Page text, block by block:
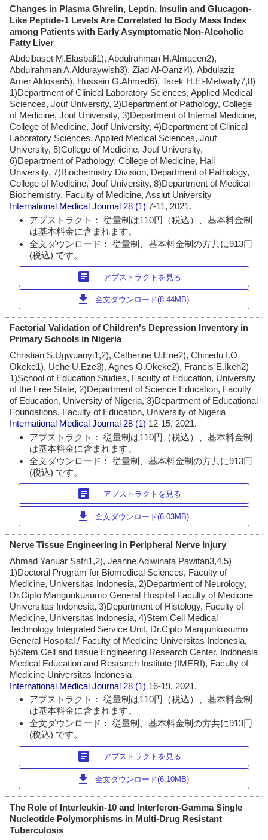
Changes in Plasma Ghrelin, Leptin, Insulin and Glucagon-
Like Peptide-1 Levels Are Correlated to Body Mass Index
among Patients with Early Asymptomatic Non-Alcoholic
Fatty Liver
Abdelbaset M.Elasbali1), Abdulrahman H.Almaeen2),
Abdulrahman A.Alduraywish3), Ziad Al-Oanzi4), Abdulaziz
Amer Aldosari5), Hussain G.Ahmed6), Tarek H.El-Metwally7,8)
1)Department of Clinical Laboratory Sciences, Applied Medical
Sciences, Jouf University, 2)Department of Pathology, College
of Medicine, Jouf University, 3)Department of Internal Medicine,
College of Medicine, Jouf University, 4)Department of Clinical
Laboratory Sciences, Applied Medical Sciences, Jouf
University, 5)College of Medicine, Jouf University,
6)Department of Pathology, College of Medicine, Hail
University, 7)Biochemistry Division, Department of Pathology,
College of Medicine, Jouf University, 8)Department of Medical
Biochemistry, Faculty of Medicine, Assiut University
International Medical Journal 28 (1)7-11, 2021.
アブストラクト： 従量制は110円（税込）、基本料金制
は基本料金に含まれます。
全文ダウンロード： 従量制、基本料金制の方共に913円
(税込) です。
article アブストラクトを見る
download 全文ダウンロード(8.44MB)
Factorial Validation of Children's Depression Inventory in
Primary Schools in Nigeria
Christian S.Ugwuanyi1,2), Catherine U.Ene2), Chinedu I.O
Okeke1), Uche U.Eze3), Agnes O.Okeke2), Francis E.Ikeh2)
1)School of Education Studies, Faculty of Education, University
of the Free State, 2)Department of Science Education, Faculty
of Education, University of Nigeria, 3)Department of Educational
Foundations, Faculty of Education, University of Nigeria
International Medical Journal 28 (1) 12-15, 2021.
アブストラクト： 従量制は110円（税込）、基本料金制
は基本料金に含まれます。
全文ダウンロード： 従量制、基本料金制の方共に913円
(税込) です。
article アブストラクトを見る
download 全文ダウンロード(6.03MB)
Nerve Tissue Engineering in Peripheral Nerve Injury
Ahmad Yanuar Safri1,2), Jeanne Adiwinata Pawitan3,4,5)
1)Doctoral Program for Biomedical Sciences, Faculty of
Medicine, Universitas Indonesia, 2)Department of Neurology,
Dr.Cipto Mangunkusumo General Hospital Faculty of Medicine
Universitas Indonesia, 3)Department of Histology, Faculty of
Medicine, Universitas Indonesia, 4)Stem Cell Medical
Technology Integrated Service Unit, Dr.Cipto Mangunkusumo
General Hospital / Faculty of Medicine Universitas Indonesia,
5)Stem Cell and tissue Engineering Research Center, Indonesia
Medical Education and Research Institute (IMERI), Faculty of
Medicine Universitas Indonesia
International Medical Journal 28 (1) 16-19, 2021.
アブストラクト： 従量制は110円（税込）、基本料金制
は基本料金に含まれます。
全文ダウンロード： 従量制、基本料金制の方共に913円
(税込) です。
article アブストラクトを見る
download 全文ダウンロード(6.10MB)
The Role of Interleukin-10 and Interferon-Gamma Single
Nucleotide Polymorphisms in Multi-Drug Resistant
Tuberculosis